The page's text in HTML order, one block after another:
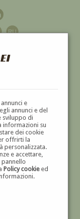
e
annunci e del
sviluppo di
informazioni su
dei cookie
offrirti la
personalizzata.
e accettare,
Policy cookieed
E '900